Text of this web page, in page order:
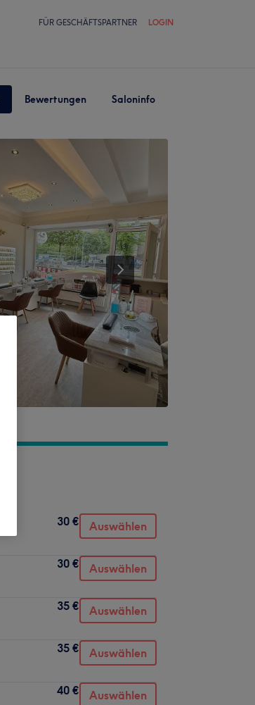
FÜR GESCHÄFTSPARTNER LOGIN
Bewertungen Saloninfo
30 € Auswählen
30 € Auswählen
35 € Auswählen
35 € Auswählen
40 € Auswählen